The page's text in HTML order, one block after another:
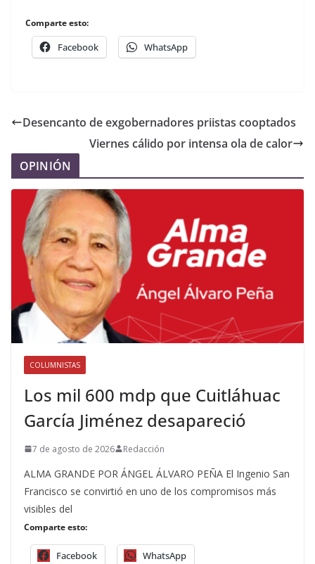
Comparte esto:
Facebook WhatsApp
Desencanto de exgobernadores priistas cooptados
Viernes cálido por intensa ola de calor
OPINIÓN
COLUMNISTAS
Los mil 600 mdp que Cuitláhuac
García Jiménez desapareció
7 de agosto de 2026 Redacción
ALMA GRANDE POR ÁNGEL ÁLVARO PEÑA El Ingenio San
Francisco se convirtió en uno de los compromisos más
visibles del
Comparte esto:
Facebook WhatsApp